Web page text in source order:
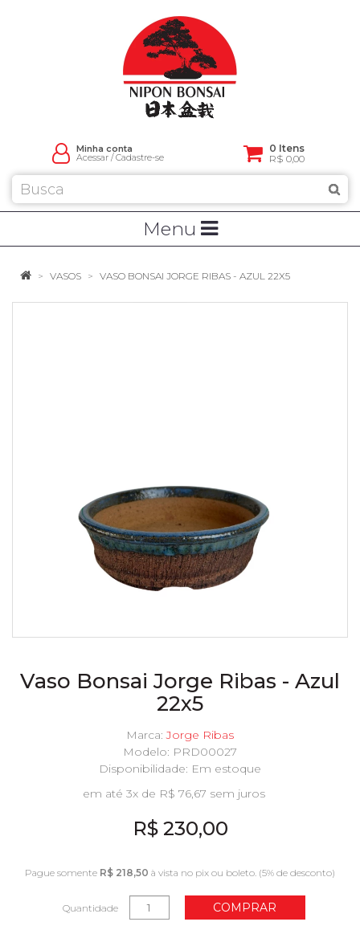
Minha conta
Acessar/Cadastre-se
0 Itens
R$ 0,00
Menu
VASOS VASO BONSAI JORGE RIBAS - AZUL 22X5
Vaso Bonsai Jorge Ribas - Azul
22x5
Marca:Jorge Ribas
Modelo: PRD00027
Disponibilidade: Em estoque
R$ 230,00
em até 3x de R$ 76,67 sem juros
Pague somente R$ 218,50 à vista no pix ou boleto. (5% de desconto)
Quantidade COMPRAR